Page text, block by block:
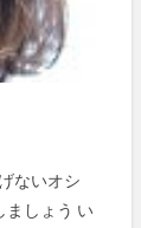
ないオシ
ましょう い